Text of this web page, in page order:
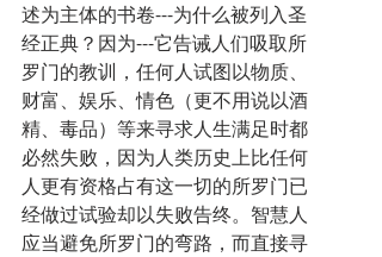
述为主体的书卷---为什么被列入圣
经正典？因为---它告诫人们吸取所
罗门的教训，任何人试图以物质、
财富、娱乐、情色（更不用说以酒
精、毒品）等来寻求人生满足时都
必然失败，因为人类历史上比任何
人更有资格占有这一切的所罗门已
经做过试验却以失败告终。智慧人
应当避免所罗门的弯路，而直接寻